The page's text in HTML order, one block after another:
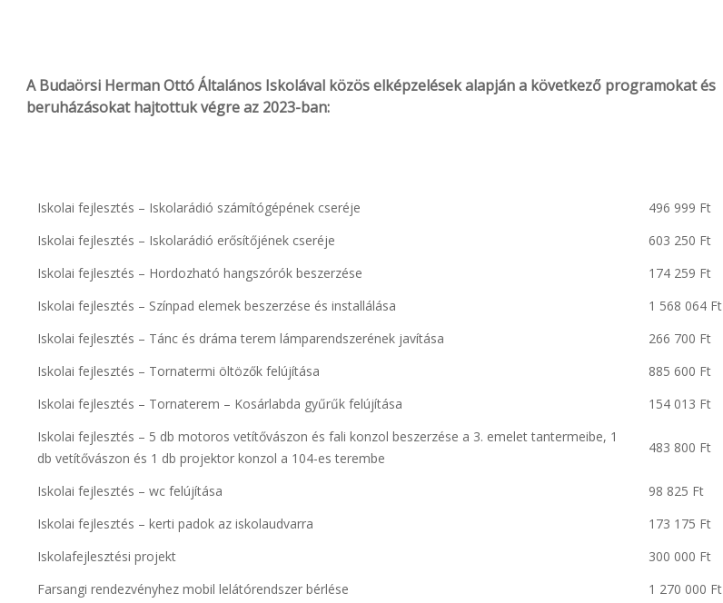
A Budaörsi Herman Ottó Általános Iskolával közös elképzelések alapján a következő programokat és
beruházásokat hajtottuk végre az 2023-ban:
Iskolai fejlesztés – Iskolarádió számítógépének cseréje
496 999 Ft
Iskolai fejlesztés – Iskolarádió erősítőjének cseréje
603 250 Ft
Iskolai fejlesztés – Hordozható hangszórók beszerzése
174 259 Ft
Iskolai fejlesztés – Színpad elemek beszerzése és installálása
1 568 064 Ft
Iskolai fejlesztés – Tánc és dráma terem lámparendszerének javítása
266 700 Ft
Iskolai fejlesztés – Tornatermi öltözők felújítása
885 600 Ft
Iskolai fejlesztés – Tornaterem – Kosárlabda gyűrűk felújítása
154 013 Ft
Iskolai fejlesztés – 5 db motoros vetítővászon és fali konzol beszerzése a 3. emelet tantermeibe, 1
db vetítővászon és 1 db projektor konzol a 104-es terembe
483 800 Ft
Iskolai fejlesztés – wc felújítása
98 825 Ft
Iskolai fejlesztés – kerti padok az iskolaudvarra
173 175 Ft
Iskolafejlesztési projekt
300 000 Ft
Farsangi rendezvényhez mobil lelátórendszer bérlése
1 270 000 Ft